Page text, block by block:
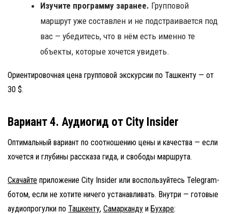
Изучите программу заранее. Групповой
маршрут уже составлен и не подстраивается под
вас — убедитесь, что в нём есть именно те
объекты, которые хочется увидеть.
Ориентировочная цена групповой экскурсии по Ташкенту — от
30 $.
Вариант 4. Аудиогид от City Insider
Оптимальный вариант по соотношению цены и качества — если
хочется и глубины рассказа гида, и свободы маршрута.
Скачайте приложение City Insider или воспользуйтесь Telegram-
ботом, если не хотите ничего устанавливать. Внутри — готовые
аудиопрогулки по Ташкенту, Самарканду и Бухаре: